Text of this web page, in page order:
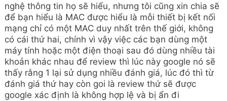
nghệ thông tin họ sẽ hiểu, nhưng tôi cũng xin chia sẽ
để bạn hiểu là MAC được hiểu là mỗi thiết bị kết nối
mạng chỉ có một MAC duy nhất trên thế giới, không
có cái thứ hai, chính vì vậy việc các bạn dùng một
máy tính hoặc một điện thoại sau đó dùng nhiều tài
khoản khác nhau để review thì lúc này google nó sẽ
thấy rằng 1 lại sử dụng nhiều đánh giá, lúc đó thì từ
đánh giá thứ hay còn goi là review thứ sẽ được
google xác định là không hợp lệ và bị ẩn đi